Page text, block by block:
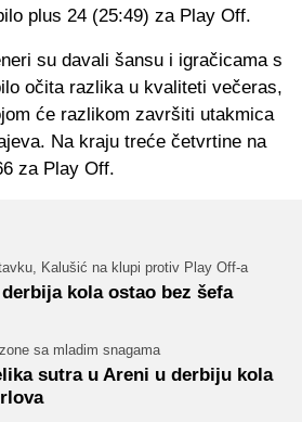
plus 24 (25:49) za Play Off.
su davali šansu i igračicama s
očita razlika u kvaliteti večeras,
će razlikom završiti utakmica
Na kraju treće četvrtine na
za Play Off.
Kalušić na klupi protiv Play Off-a
kola ostao bez šefa
sa mladim snagama
sutra u Areni u derbiju kola